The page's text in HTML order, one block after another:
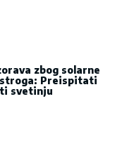
zbog solarne
Preispitati
svetinju